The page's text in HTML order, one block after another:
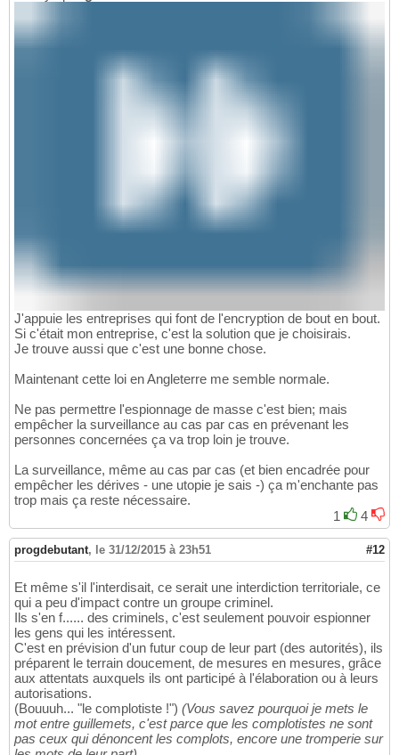
J'appuie les entreprises qui font de l'encryption de bout en bout.
Si c'était mon entreprise, c'est la solution que je choisirais.
Je trouve aussi que c'est une bonne chose.
Maintenant cette loi en Angleterre me semble normale.
Ne pas permettre l'espionnage de masse c'est bien; mais
empêcher la surveillance au cas par cas en prévenant les
personnes concernées ça va trop loin je trouve.
La surveillance, même au cas par cas (et bien encadrée pour
empêcher les dérives - une utopie je sais -) ça m'enchante pas
trop mais ça reste nécessaire.
1
4
progdebutant, le 31/12/2015 à 23h51 #12
Et même s'il l'interdisait, ce serait une interdiction territoriale, ce
qui a peu d'impact contre un groupe criminel.
Ils s'en f...... des criminels, c'est seulement pouvoir espionner
les gens qui les intéressent.
C'est en prévision d'un futur coup de leur part (des autorités), ils
préparent le terrain doucement, de mesures en mesures, grâce
aux attentats auxquels ils ont participé à l'élaboration ou à leurs
autorisations.
(Bouuuh... "le complotiste !") (Vous savez pourquoi je mets le
mot entre guillemets, c'est parce que les complotistes ne sont
pas ceux qui dénoncent les complots, encore une tromperie sur